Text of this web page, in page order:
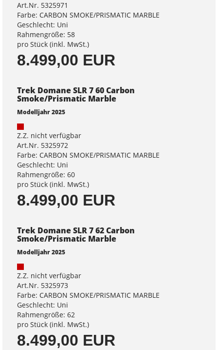
Art.Nr. 5325971
Farbe: CARBON SMOKE/PRISMATIC MARBLE
Geschlecht: Uni
Rahmengröße: 58
pro Stück (inkl. MwSt.)
8.499,00 EUR
Trek Domane SLR 7 60 Carbon
Smoke/Prismatic Marble
Modelljahr 2025
Z.Z. nicht verfügbar
Art.Nr. 5325972
Farbe: CARBON SMOKE/PRISMATIC MARBLE
Geschlecht: Uni
Rahmengröße: 60
pro Stück (inkl. MwSt.)
8.499,00 EUR
Trek Domane SLR 7 62 Carbon
Smoke/Prismatic Marble
Modelljahr 2025
Z.Z. nicht verfügbar
Art.Nr. 5325973
Farbe: CARBON SMOKE/PRISMATIC MARBLE
Geschlecht: Uni
Rahmengröße: 62
pro Stück (inkl. MwSt.)
8.499,00 EUR